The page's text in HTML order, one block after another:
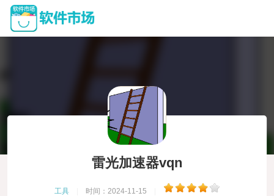
雷光加速器vqn
工具 时间：2024-11-15